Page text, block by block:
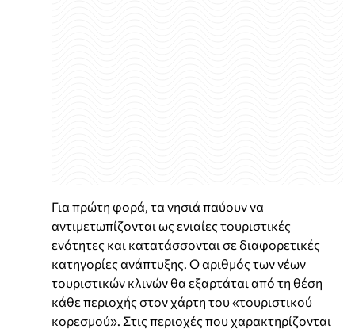
Για πρώτη φορά, τα νησιά παύουν να
αντιμετωπίζονται ως ενιαίες τουριστικές
ενότητες και κατατάσσονται σε διαφορετικές
κατηγορίες ανάπτυξης. Ο αριθμός των νέων
τουριστικών κλινών θα εξαρτάται από τη θέση
κάθε περιοχής στον χάρτη του «τουριστικού
κορεσμού». Στις περιοχές που χαρακτηρίζονται